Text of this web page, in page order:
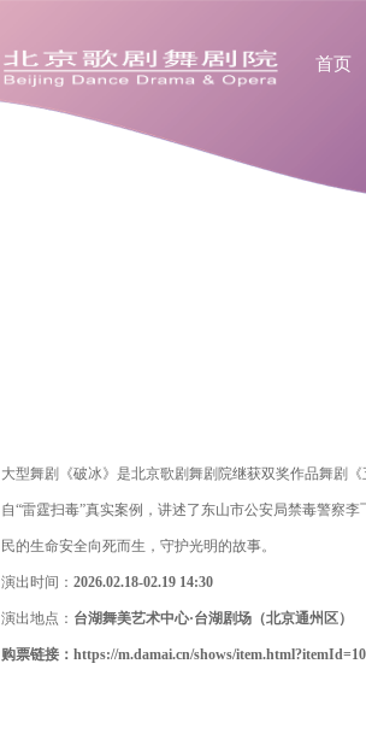
首页
大型舞剧《破冰》是北京歌剧舞剧院继获双奖作品舞剧
自“雷霆扫毒”真实案例，讲述了东山市公安局禁毒警察
民的生命安全向死而生，守护光明的故事。
演出时间： 2026.02.18-02.19 14:30
演出地点： 台湖舞美艺术中心·台湖剧场（北京通州区）
购票链接：https://m.damai.cn/shows/